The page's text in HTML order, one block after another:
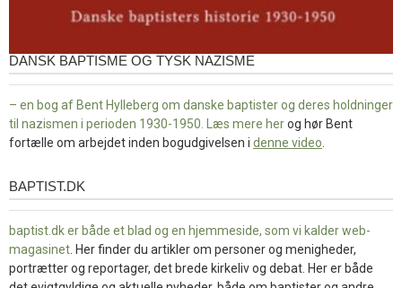
DANSK BAPTISME OG TYSK NAZISME
– en bog af Bent Hylleberg om danske baptister og deres holdninger
til nazismen i perioden 1930-1950. Læs mere herog hør Bent
fortælle om arbejdet inden bogudgivelsen i denne video
baptist.dk
BAPTIST.DK
baptist.dk er både et blad og en hjemmeside, som vi kalder web-
magasinet . Her finder du artikler om personer og menigheder,
portrætter og reportager, det brede kirkeliv og debat. Her er både